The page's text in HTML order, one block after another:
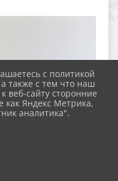
с политикой
также с тем что наш
веб-сайту сторонние
как Яндекс Метрика,
аналитика".